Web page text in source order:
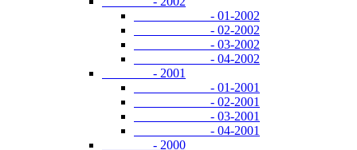
- 01-2002
- 02-2002
- 03-2002
- 04-2002
- 2001
- 01-2001
- 02-2001
- 03-2001
- 04-2001
- 2000